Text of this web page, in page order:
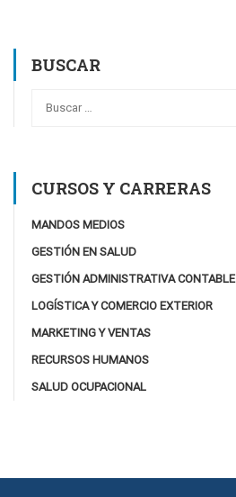
BUSCAR
CURSOS Y CARRERAS
MANDOS MEDIOS
GESTIÓN EN SALUD
GESTIÓN ADMINISTRATIVA CONTABLE
LOGÍSTICA Y COMERCIO EXTERIOR
MARKETING Y VENTAS
RECURSOS HUMANOS
SALUD OCUPACIONAL